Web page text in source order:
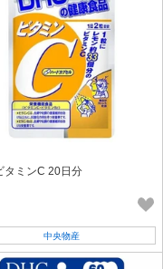
タミンC 20日分
中央物産